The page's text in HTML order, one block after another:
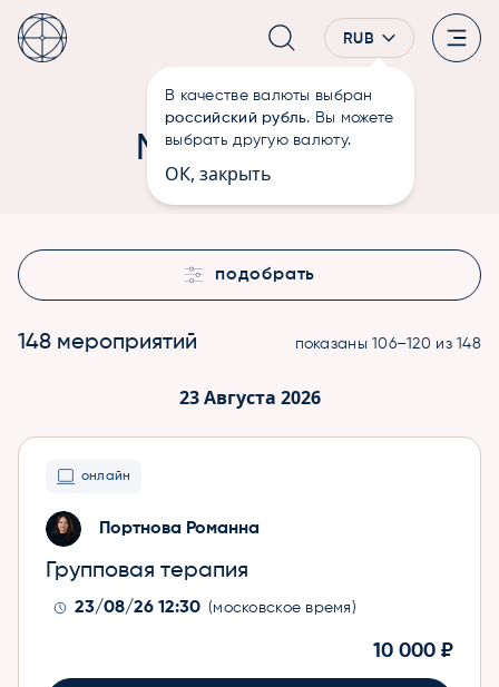
RUB
В качестве валюты выбран
российский рубль. Вы можете
выбрать другую валюту.
ОК, закрыть
Главная — Мероприятия
Мероприятия
подобрать
148 мероприятий показаны 106–120 из 148
23 Августа 2026
онлайн
Портнова Романна
Групповая терапия
23/08/26 12:30 (московское время)
10 000 ₽